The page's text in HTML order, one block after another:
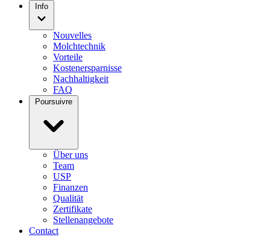
Info
Nouvelles
Molchtechnik
Vorteile
Kostenersparnisse
Nachhaltigkeit
FAQ
Poursuivre
Über uns
Team
USP
Finanzen
Qualität
Zertifikate
Stellenangebote
Contact